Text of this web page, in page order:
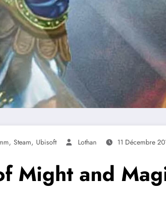
, Steam, Ubisoft Lothan 11 Décembre
Might and